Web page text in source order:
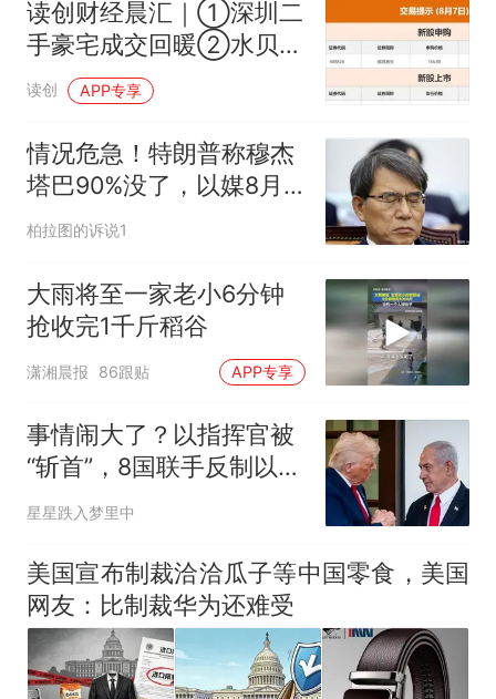
读创财经晨汇｜①深圳二
手豪宅成交回暖②水贝金
价两天涨了近50元
读创 APP专享
情况危急！特朗普称穆杰
塔巴90%没了，以媒8月7
日爆其紧急送医
柏拉图的诉说1
大雨将至一家老小6分钟
抢收完1千斤稻谷
潇湘晨报 86跟贴 APP专享
事情闹大了？以指挥官被
“斩首”，8国联手反制以色
列，美失声了
星星跌入梦里中
美国宣布制裁洽洽瓜子等中国零食，美国
网友：比制裁华为还难受